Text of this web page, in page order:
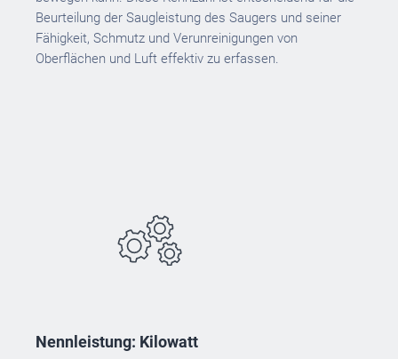
Beurteilung der Saugleistung des Saugers und seiner
Fähigkeit, Schmutz und Verunreinigungen von
Oberflächen und Luft effektiv zu erfassen.
Nennleistung: Kilowatt